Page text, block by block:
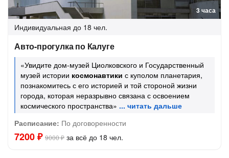
3 часа
Индивидуальная до 18 чел.
Авто-прогулка по Калуге
«Увидите дом-музей Циолковского и Государственный
музей истории космонавтики с куполом планетария,
познакомитесь с его историей и той стороной жизни
города, которая неразрывно связана с освоением
космического пространства»
Расписание: По договоренности
7200 ₽ 9000 ₽ за всё до 18 чел.